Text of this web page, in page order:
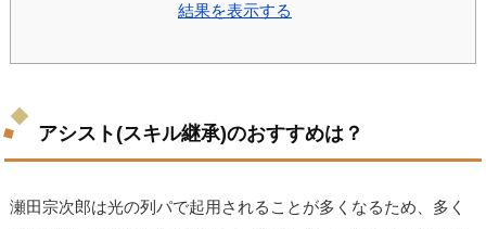
結果を表示する
アシスト(スキル継承)のおすすめは？
瀬田宗次郎は光の列パで起用されることが多くなるため、多く